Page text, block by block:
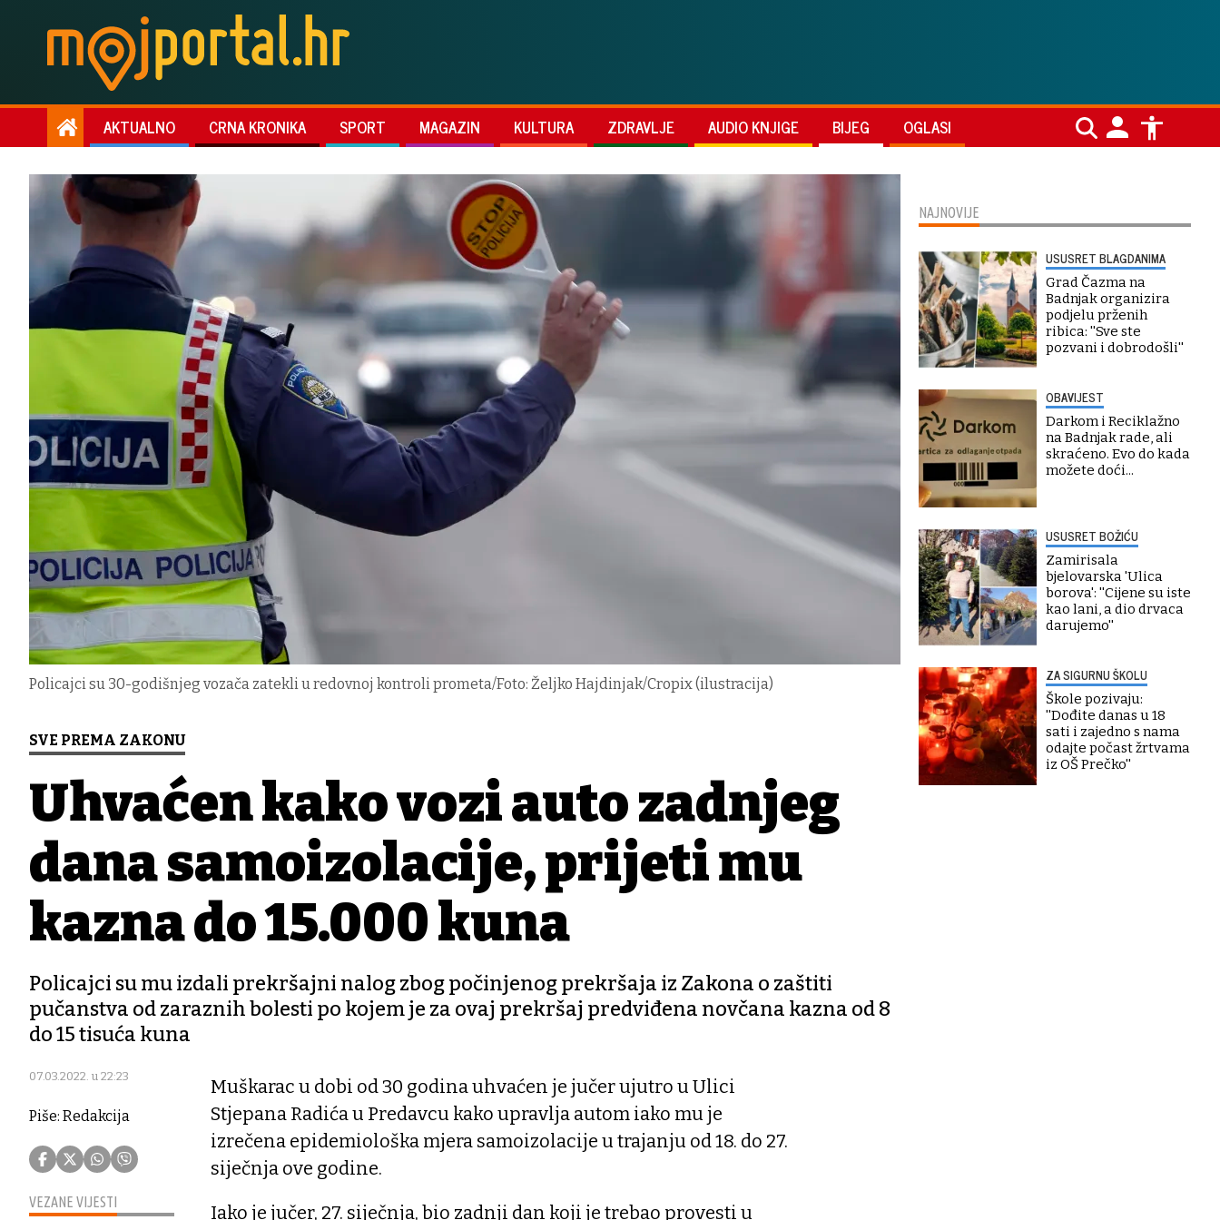
AKTUALNO CRNA KRONIKA SPORT MAGAZIN KULTURA ZDRAVLJE AUDIO KNJIGE BIJEG OGLASI
Policajci su 30-godišnjeg vozača zatekli u redovnoj kontroli prometa/Foto: Željko Hajdinjak/Cropix (ilustracija)
SVE PREMA ZAKONU
Uhvaćen kako vozi auto zadnjeg
dana samoizolacije, prijeti mu
kazna do 15.000 kuna
Policajci su mu izdali prekršajni nalog zbog počinjenog prekršaja iz Zakona o zaštiti
pučanstva od zaraznih bolesti po kojem je za ovaj prekršaj predviđena novčana kazna od 8
do 15 tisuća kuna
07.03.2022. u 22:23
Piše: Redakcija
VEZANE VIJESTI
Muškarac u dobi od 30 godina uhvaćen je jučer ujutro u Ulici
Stjepana Radića u Predavcu kako upravlja autom iako mu je
izrečena epidemiološka mjera samoizolacije u trajanju od 18. do 27.
siječnja ove godine.
Iako je jučer, 27. siječnja, bio zadnji dan koji je trebao provesti u
NAJNOVIJE
USUSRET BLAGDANIMA
Grad Čazma na
Badnjak organizira
podjelu prženih
ribica: ''Sve ste
pozvani i dobrodošli''
OBAVIJEST
Darkom i Reciklažno
na Badnjak rade, ali
skraćeno. Evo do kada
možete doći...
USUSRET BOŽIĆU
Zamirisala
bjelovarska 'Ulica
borova': ''Cijene su iste
kao lani, a dio drvaca
darujemo''
ZA SIGURNU ŠKOLU
Škole pozivaju:
''Dođite danas u 18
sati i zajedno s nama
odajte počast žrtvama
iz OŠ Prečko''